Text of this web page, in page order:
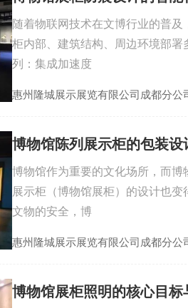
随着物联网技术在文博行业的普
柜内部、建筑结构、周边环境部
列：集成加速度
惠州隆城展示展览有限公司成都分公
博物馆陈列展示柜的包装设
博物馆作为重要的文化场所，而
展示柜（博物馆展柜）的设计也
文物的安全，博
惠州隆城展示展览有限公司成都分公
博物馆展柜照明的核心目标